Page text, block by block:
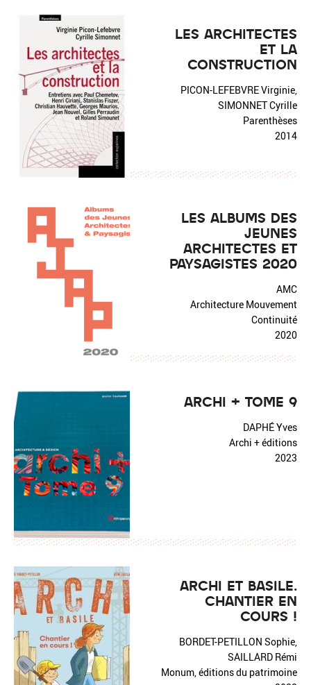
LES ARCHITECTES
ET LA
CONSTRUCTION
PICON-LEFEBVRE Virginie,
SIMONNET Cyrille
Parenthèses
2014
LES ALBUMS DES
JEUNES
ARCHITECTES ET
PAYSAGISTES 2020
AMC
Architecture Mouvement
Continuité
2020
ARCHI + TOME 9
DAPHÉ Yves
Archi + éditions
2023
ARCHI ET BASILE.
CHANTIER EN
COURS !
BORDET-PETILLON Sophie,
SAILLARD Rémi
Monum, éditions du patrimoine